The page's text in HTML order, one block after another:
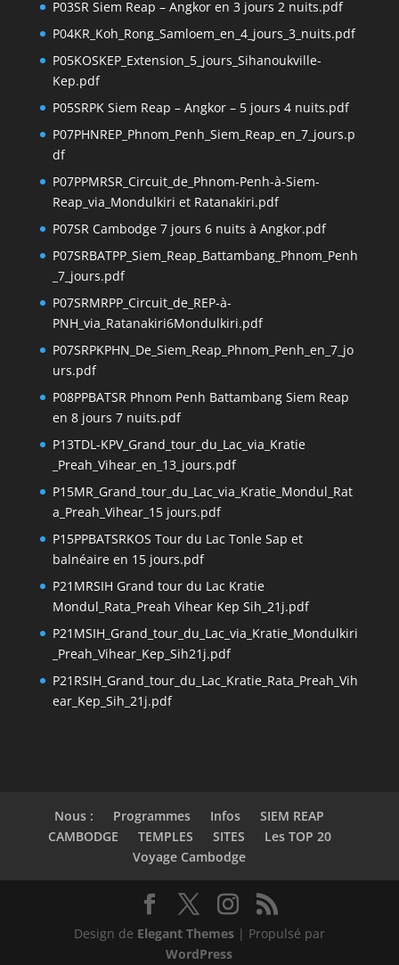
P03SR Siem Reap – Angkor en 3 jours 2 nuits.pdf
P04KR_Koh_Rong_Samloem_en_4_jours_3_nuits.pdf
P05KOSKEP_Extension_5_jours_Sihanoukville-
Kep.pdf
P05SRPK Siem Reap – Angkor – 5 jours 4 nuits.pdf
P07PHNREP_Phnom_Penh_Siem_Reap_en_7_jours.p
df
P07PPMRSR_Circuit_de_Phnom-Penh-à-Siem-
Reap_via_Mondulkiri et Ratanakiri.pdf
P07SR Cambodge 7 jours 6 nuits à Angkor.pdf
P07SRBATPP_Siem_Reap_Battambang_Phnom_Penh
_7_jours.pdf
P07SRMRPP_Circuit_de_REP-à-
PNH_via_Ratanakiri6Mondulkiri.pdf
P07SRPKPHN_De_Siem_Reap_Phnom_Penh_en_7_jo
urs.pdf
P08PPBATSR Phnom Penh Battambang Siem Reap
en 8 jours 7 nuits.pdf
P13TDL-KPV_Grand_tour_du_Lac_via_Kratie
_Preah_Vihear_en_13_jours.pdf
P15MR_Grand_tour_du_Lac_via_Kratie_Mondul_Rat
a_Preah_Vihear_15 jours.pdf
P15PPBATSRKOS Tour du Lac Tonle Sap et
balnéaire en 15 jours.pdf
P21MRSIH Grand tour du Lac Kratie
Mondul_Rata_Preah Vihear Kep Sih_21j.pdf
P21MSIH_Grand_tour_du_Lac_via_Kratie_Mondulkiri
_Preah_Vihear_Kep_Sih21j.pdf
P21RSIH_Grand_tour_du_Lac_Kratie_Rata_Preah_Vih
ear_Kep_Sih_21j.pdf
Nous : Programmes Infos
SIEM REAP
CAMBODGE
TEMPLES SITES
Les TOP 20
Voyage Cambodge
Design de Elegant Themes| Propulsé par
WordPress